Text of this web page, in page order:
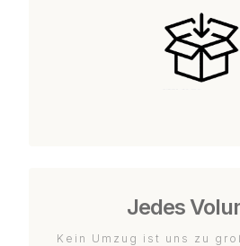
Jedes
Kein Umzug ist uns zu